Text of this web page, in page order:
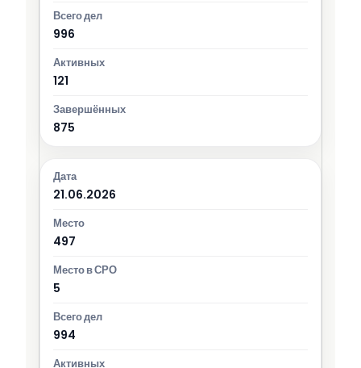
996
121
875
21.06.2026
497
5
994